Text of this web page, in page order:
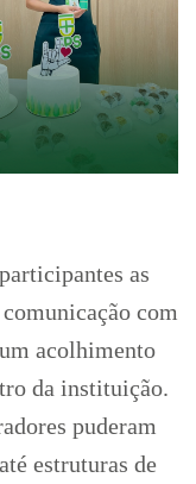
as
com
acolhimento
da instituição.
puderam
estruturas de